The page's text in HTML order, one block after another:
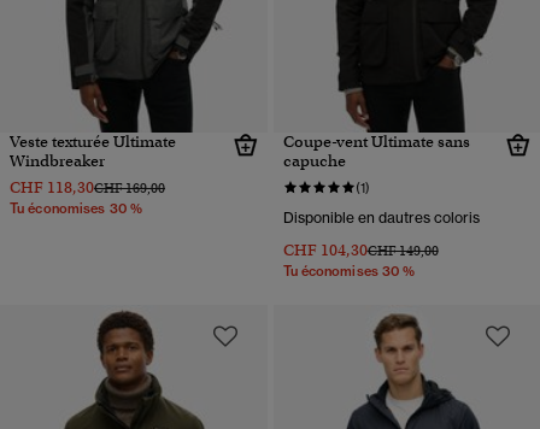
Veste texturée Ultimate
Windbreaker
CHF 118,30Prix réduit de
CHF 169,00à
Tu économises 30 %
Coupe-vent Ultimate sans
capuche
(1)
Disponible en dautres coloris
CHF 104,30Prix réduit de
CHF 149,00à
Tu économises 30 %